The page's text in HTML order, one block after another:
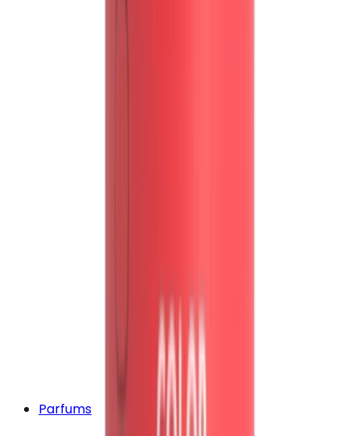
Parfums